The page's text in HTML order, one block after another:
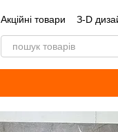
Акційні товари З-D
Обмін та повернення